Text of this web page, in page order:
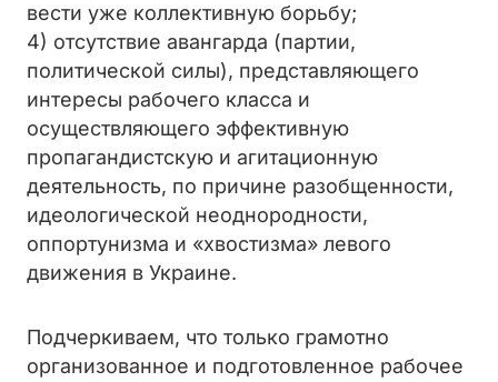
вести уже коллективную борьбу;
4) отсутствие авангарда (партии,
политической силы), представляющего
интересы рабочего класса и
осуществляющего эффективную
пропагандистскую и агитационную
деятельность, по причине разобщенности,
идеологической неоднородности,
оппортунизма и «хвостизма» левого
движения в Украине.
Подчеркиваем, что только грамотно
организованное и подготовленное рабочее